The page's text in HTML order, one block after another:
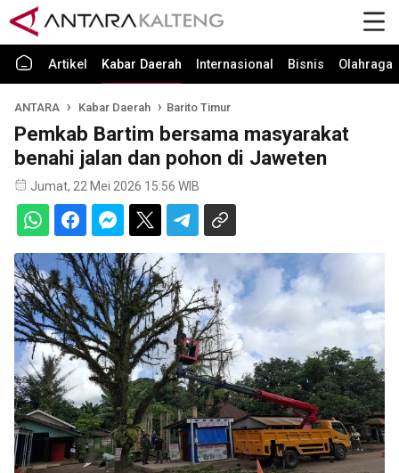
Artikel Kabar Daerah Internasional Bisnis Olahraga
ANTARA Kabar Daerah Barito Timur
Pemkab Bartim bersama masyarakat
benahi jalan dan pohon di Jaweten
Jumat, 22 Mei 2026 15:56 WIB